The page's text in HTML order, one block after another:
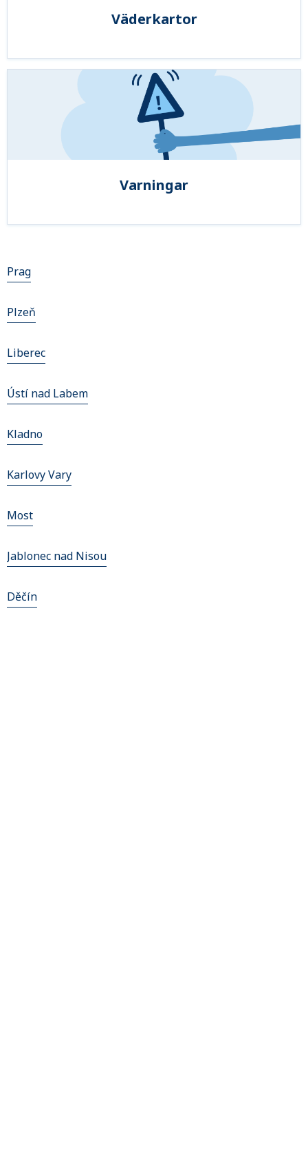
Väderkartor
Varningar
Prag
Plzeň
Liberec
Ústí nad Labem
Kladno
Karlovy Vary
Most
Jablonec nad Nisou
Děčín